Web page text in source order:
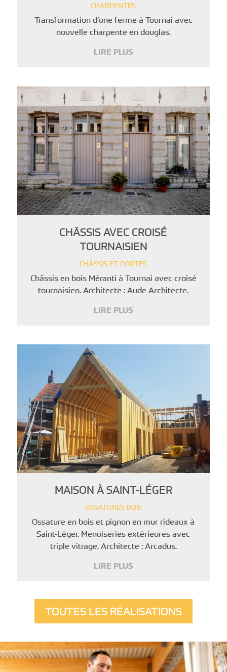
CHARPENTES
Transformation d’une ferme à Tournai avec
nouvelle charpente en douglas.
LIRE PLUS
CHÂSSIS AVEC CROISÉ
TOURNAISIEN
CHÂSSIS ET PORTES
Châssis en bois Méranti à Tournai avec croisé
tournaisien. Architecte : Aude Architecte.
LIRE PLUS
MAISON À SAINT-LÉGER
OSSATURES BOIS
Ossature en bois et pignon en mur rideaux à
Saint-Léger. Menuiseries extérieures avec
triple vitrage. Architecte : Arcadus.
LIRE PLUS
TOUTES LES RÉALISATIONS